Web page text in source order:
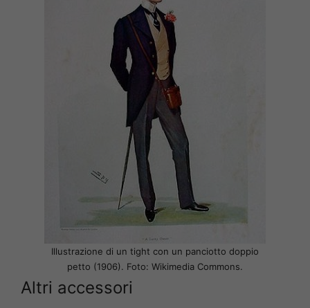
Illustrazione di un tight con un panciotto doppio
petto (1906). Foto: Wikimedia Commons.
Altri accessori